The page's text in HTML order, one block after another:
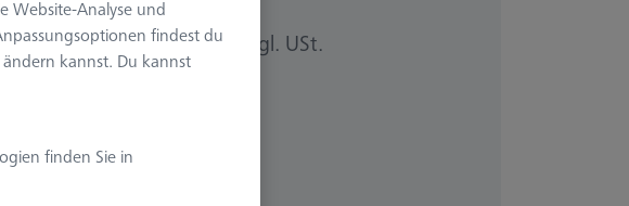
6.039,00 € zzgl. USt.
Website-Analyse und
findest du
kannst. Du kannst
finden Sie in